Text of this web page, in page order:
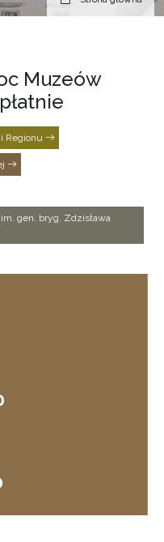
Muzeów
Regionu
gen. bryg. Zdzisława